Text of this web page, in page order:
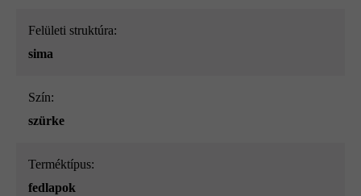
Felületi struktúra:
sima
Szín:
szürke
Terméktípus:
fedlapok